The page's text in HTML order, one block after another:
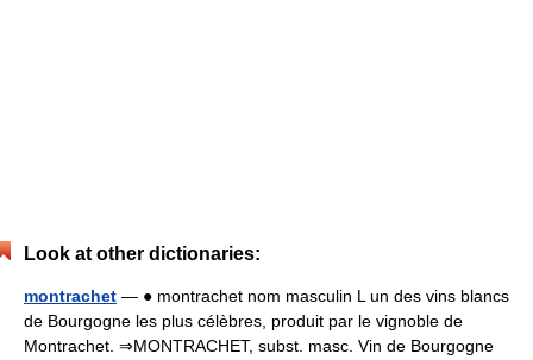
Look at other dictionaries:
montrachet — ● montrachet nom masculin L un des vins blancs
de Bourgogne les plus célèbres, produit par le vignoble de
Montrachet. ⇒MONTRACHET, subst. masc. Vin de Bourgogne